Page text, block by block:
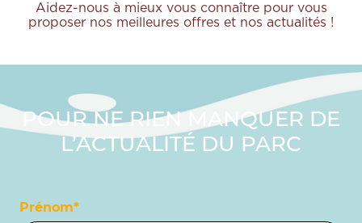
Aidez-nous à mieux vous connaître pour vous
proposer nos meilleures offres et nos actualités !
POUR NE RIEN MANQUER DE
L’ACTUALITÉ DU PARC
Prénom*